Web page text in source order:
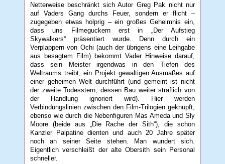
Netterweise beschränkt sich Autor Greg Pak nicht nur
auf Vaders Gang durchs Feuer, sondern er flicht –
zugegeben etwas holprig – ein großes Geheimnis ein,
dass uns Filmeguckern erst in „Der Aufstieg
Skywalkers“ präsentiert wurde. Denn durch ein
Verplappern von Ochi (auch der übrigens eine Leihgabe
aus besagtem Film) bekommt Vader Hinweise darauf,
dass sein Meister irgendwas in den Tiefen des
Weltraums treibt, ein Projekt gewaltigen Ausmaßes auf
einer geheimen Welt durchführt (und gemeint ist nicht
der zweite Todesstern, dessen Bau weiter sträflich von
der Handlung ignoriert wird). Hier werden
Verbindungslinien zwischen den Film-Trilogien geknüpft,
ebenso wie durch die Nebenfiguren Mas Ameda und Sly
Moore (beide aus „Die Rache der Sith“), die schon
Kanzler Palpatine dienten und auch 20 Jahre später
noch an seiner Seite stehen. Man wundert sich.
Eigentlich verschleißt der alte Obersith sein Personal
schneller.